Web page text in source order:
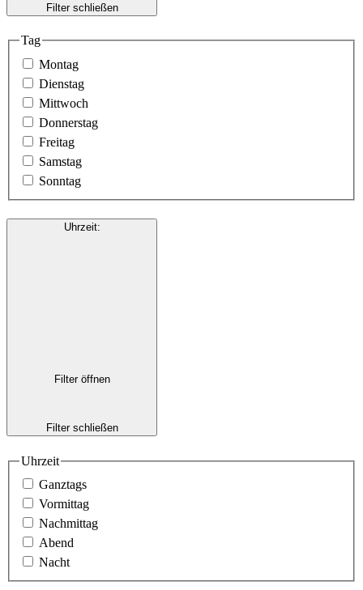
Filter schließen
Tag
Montag
Dienstag
Mittwoch
Donnerstag
Freitag
Samstag
Sonntag
Uhrzeit:
Filter öffnen
Filter schließen
Uhrzeit
Ganztags
Vormittag
Nachmittag
Abend
Nacht